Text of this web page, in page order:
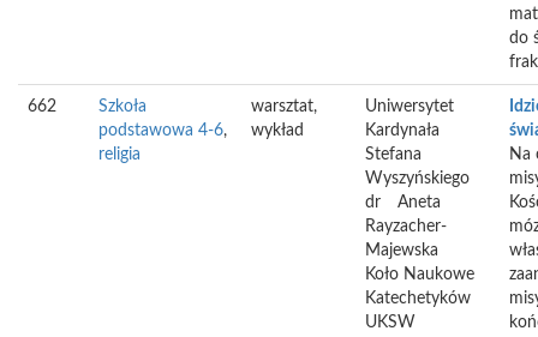
do
662
Szkoła
podstawowa 4-6,
religia
warsztat,
wykład
Uniwersytet
Kardynała
Stefana
Wyszyńskiego
dr
Aneta
Rayzacher-
Majewska
Koło Naukowe
Katechetyków
UKSW
Na